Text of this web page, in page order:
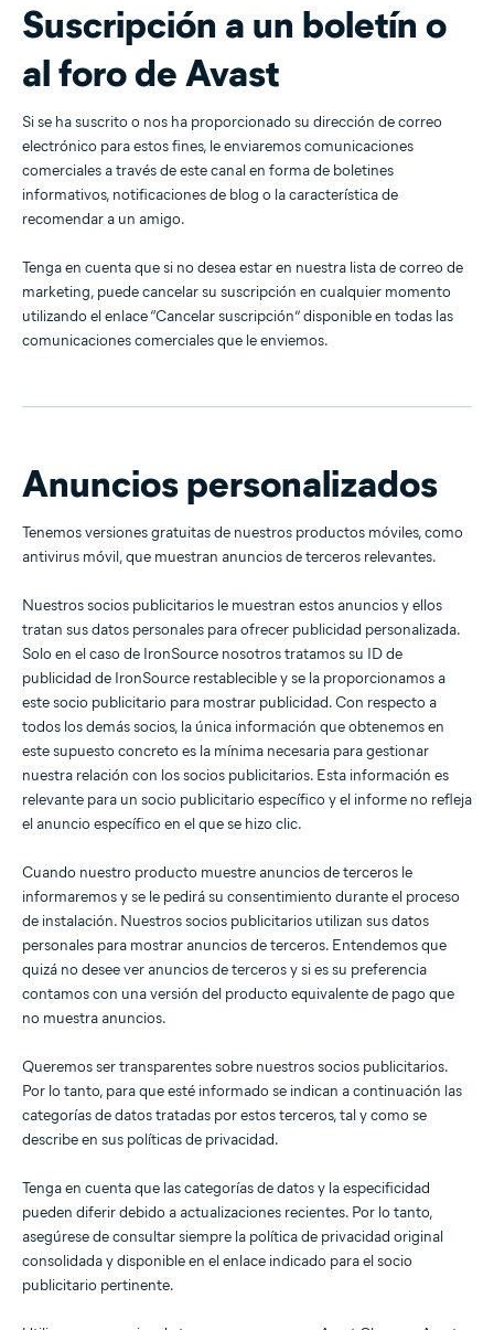
Suscripción a un boletín o
al foro de Avast
Si se ha suscrito o nos ha proporcionado su dirección de correo
electrónico para estos fines, le enviaremos comunicaciones
comerciales a través de este canal en forma de boletines
informativos, notificaciones de blog o la característica de
recomendar a un amigo.
Tenga en cuenta que si no desea estar en nuestra lista de correo de
marketing, puede cancelar su suscripción en cualquier momento
utilizando el enlace “Cancelar suscripción” disponible en todas las
comunicaciones comerciales que le enviemos.
Anuncios personalizados
Tenemos versiones gratuitas de nuestros productos móviles, como
antivirus móvil, que muestran anuncios de terceros relevantes.
Nuestros socios publicitarios le muestran estos anuncios y ellos
tratan sus datos personales para ofrecer publicidad personalizada.
Solo en el caso de IronSource nosotros tratamos su ID de
publicidad de IronSource restablecible y se la proporcionamos a
este socio publicitario para mostrar publicidad. Con respecto a
todos los demás socios, la única información que obtenemos en
este supuesto concreto es la mínima necesaria para gestionar
nuestra relación con los socios publicitarios. Esta información es
relevante para un socio publicitario específico y el informe no refleja
el anuncio específico en el que se hizo clic.
Cuando nuestro producto muestre anuncios de terceros le
informaremos y se le pedirá su consentimiento durante el proceso
de instalación. Nuestros socios publicitarios utilizan sus datos
personales para mostrar anuncios de terceros. Entendemos que
quizá no desee ver anuncios de terceros y si es su preferencia
contamos con una versión del producto equivalente de pago que
no muestra anuncios.
Queremos ser transparentes sobre nuestros socios publicitarios.
Por lo tanto, para que esté informado se indican a continuación las
categorías de datos tratadas por estos terceros, tal y como se
describe en sus políticas de privacidad.
Tenga en cuenta que las categorías de datos y la especificidad
pueden diferir debido a actualizaciones recientes. Por lo tanto,
asegúrese de consultar siempre la política de privacidad original
consolidada y disponible en el enlace indicado para el socio
publicitario pertinente.